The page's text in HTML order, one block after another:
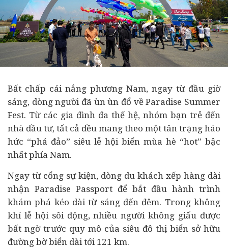
Bất chấp cái nắng phương Nam, ngay từ đầu giờ
sáng, dòng người đã ùn ùn đổ về Paradise Summer
Fest. Từ các gia đình đa thế hệ, nhóm bạn trẻ đến
nhà đầu tư, tất cả đều mang theo một tân trạng háo
hức “phá đảo” siêu lễ hội biển mùa hè “hot” bậc
nhất phía Nam.
Ngay từ cổng sự kiện, dòng du khách xếp hàng dài
nhận Paradise Passport để bắt đầu hành trình
khám phá kéo dài từ sáng đến đêm. Trong không
khí lễ hội sôi động, nhiều người không giấu được
bất ngờ trước quy mô của siêu đô thị biển sở hữu
đường bờ biển dài tới 121 km.